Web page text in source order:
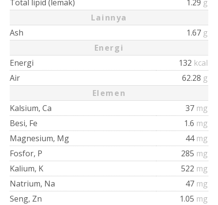
Total lipid (lemak)
1.29 g
Lainnya
Ash
1.67 g
Energi
Energi
132 kcal
Air
62.28 g
Elemen
Kalsium, Ca
37 mg
Besi, Fe
1.6 mg
Magnesium, Mg
44 mg
Fosfor, P
285 mg
Kalium, K
522 mg
Natrium, Na
47 mg
Seng, Zn
1.05 mg